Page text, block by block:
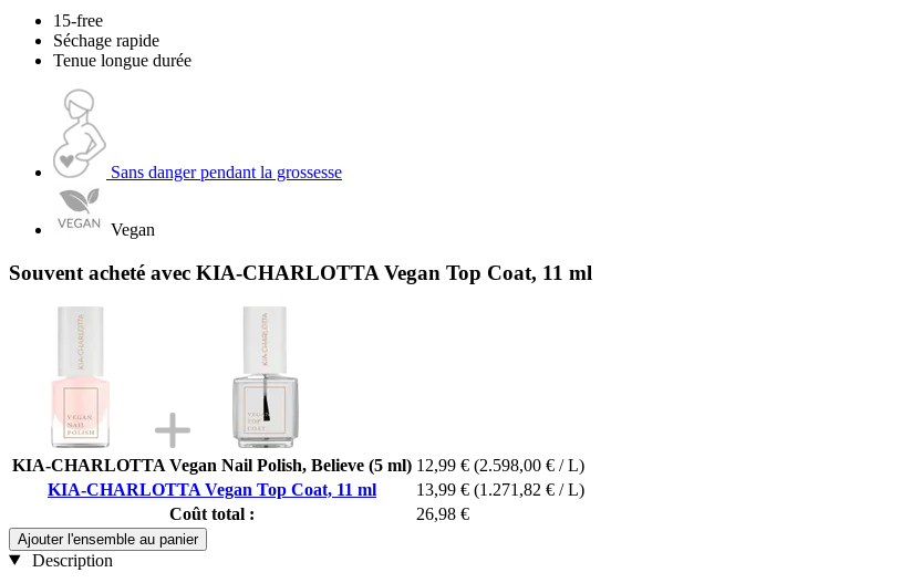
15-free
Séchage rapide
Tenue longue durée
Sans danger pendant la grossesse
Vegan
Souvent acheté avec KIA-CHARLOTTA Vegan Top Coat, 11 ml
KIA-CHARLOTTA Vegan Nail Polish, Believe (5 ml) 12,99 € (2.598,00 € / L)
KIA-CHARLOTTA Vegan Top Coat, 11 ml
13,99 € (1.271,82 € / L)
Coût total :
26,98 €
Ajouter l'ensemble au panier
Description